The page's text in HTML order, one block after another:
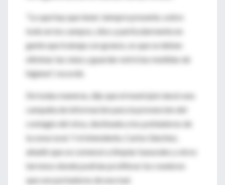
"Lo que hay que tener siempre presente, sobre
todo en los campos, silos y particularmente en
gente que trabaja con granos, es que se deben
eliminar las ratas y guardar estrictas medidas de
higiene", recordó.
De todas maneras, dijo que el municipio lanzó una
campaña de información para la prevención del
contagio del virus, destinada a los pobladores de
la zona rural. Y el intendente, Carlos Sánchez,
añadió que se comenzó a limpiar basurales y otros
terrenos donde podrían proliferar los roedores
que son portadores de ese mal.